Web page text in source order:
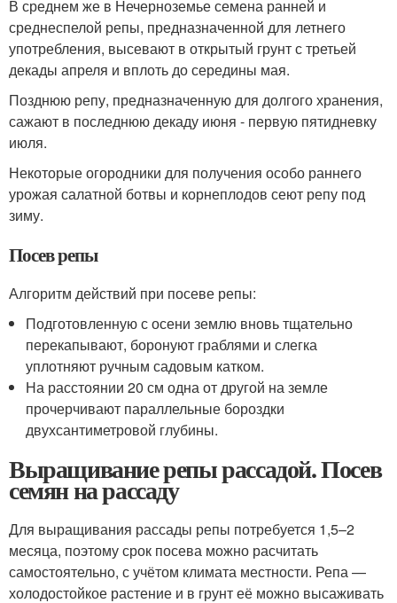
В среднем же в Нечерноземье семена ранней и
среднеспелой репы, предназначенной для летнего
употребления, высевают в открытый грунт с третьей
декады апреля и вплоть до середины мая.
Позднюю репу, предназначенную для долгого хранения,
сажают в последнюю декаду июня - первую пятидневку
июля.
Некоторые огородники для получения особо раннего
урожая салатной ботвы и корнеплодов сеют репу под
зиму.
Посев репы
Алгоритм действий при посеве репы:
Подготовленную с осени землю вновь тщательно
перекапывают, боронуют граблями и слегка
уплотняют ручным садовым катком.
На расстоянии 20 см одна от другой на земле
прочерчивают параллельные бороздки
двухсантиметровой глубины.
Выращивание репы рассадой. Посев
семян на рассаду
Для выращивания рассады репы потребуется 1,5–2
месяца, поэтому срок посева можно расчитать
самостоятельно, с учётом климата местности. Репа —
холодостойкое растение и в грунт её можно высаживать